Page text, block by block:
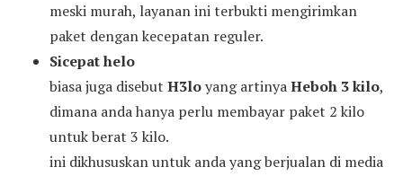
meski murah, layanan ini terbukti mengirimkan
paket dengan kecepatan reguler.
Sicepat helo
biasa juga disebut H3loyang artinyaHeboh 3 kilo,
dimana anda hanya perlu membayar paket 2 kilo
untuk berat 3 kilo.
ini dikhususkan untuk anda yang berjualan di media